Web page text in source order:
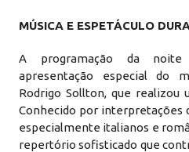
MÚSICA E ESPETÁCULO
A programação da
apresentação especial do
Rodrigo Sollton, que realizou
Conhecido por interpretações
especialmente italianos e
repertório sofisticado que